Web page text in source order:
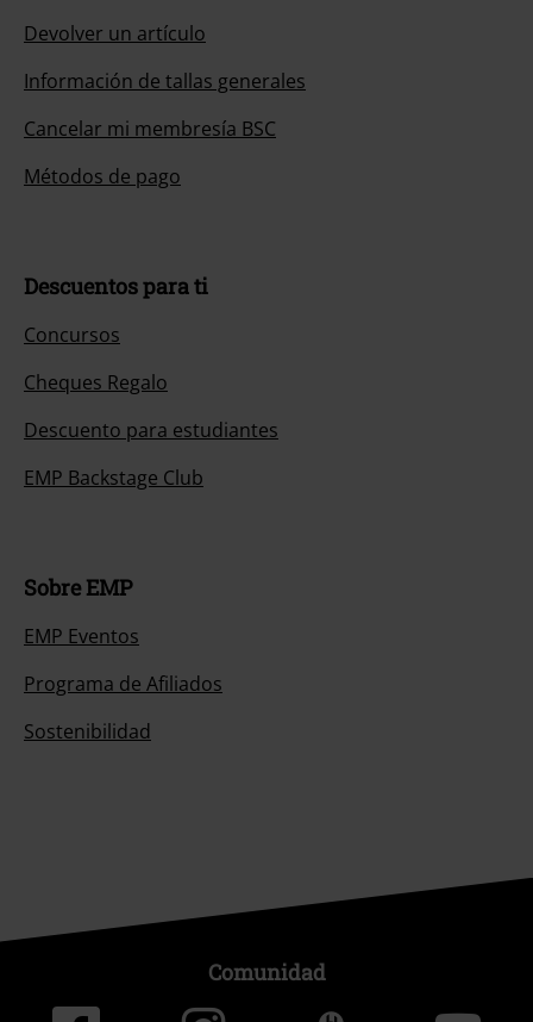
Devolver un artículo
Información de tallas generales
Cancelar mi membresía BSC
Métodos de pago
Descuentos para ti
Concursos
Cheques Regalo
Descuento para estudiantes
EMP Backstage Club
Sobre EMP
EMP Eventos
Programa de Afiliados
Sostenibilidad
Comunidad